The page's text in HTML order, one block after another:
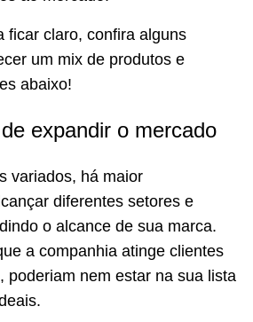
ficar claro, confira alguns
um mix de produtos e
abaixo!
expandir o mercado
variados, há maior
diferentes setores e
o alcance de sua marca.
a companhia atinge clientes
poderiam nem estar na sua lista